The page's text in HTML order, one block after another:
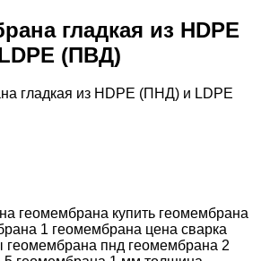
гладкая из HDPE
(ПВД)